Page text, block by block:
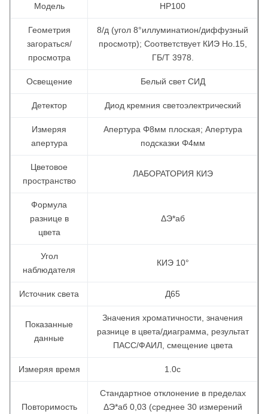
Модель НР100
Геометрия
загораться/
просмотра
8/д (угол 8°иллуминатион/диффузный
просмотр); Соответствует КИЭ Но.15,
ГБ/Т 3978.
Освещение Белый свет СИД
Детектор Диод кремния светоэлектрический
Измеряя
апертура
Апертура Φ8мм плоская; Апертура
подсказки Φ4мм
Цветовое
пространство
ЛАБОРАТОРИЯ КИЭ
Формула
разнице в
цвета
ΔЭ*аб
Угол
наблюдателя
КИЭ 10°
Источник света Д65
Показанные
данные
Значения хроматичности, значения
разнице в цвета/диаграмма, результат
ПАСС/ФАИЛ, смещение цвета
Измеряя время 1.0с
Повторимость
Стандартное отклонение в пределах
ΔЭ*аб 0,03 (среднее 30 измерений